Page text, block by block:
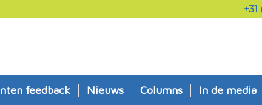
+31
feedback Nieuws Columns In de media